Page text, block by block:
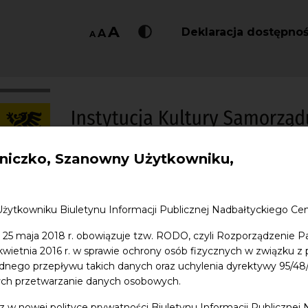
Szanowny Użytkowniku,
Biuletynu Informacji Publicznej Nadbałtyckiego
maja 2018 r. obowiązuje tzw. RODO, czyli Rozporządzenie
2016 r. w sprawie ochrony osób fizycznych w związku
przepływu takich danych oraz uchylenia dyrektywy 95/
przetwarzanie danych osobowych.
A AA Deklaracja
Staże i praktyki Wolontariat Zasady
BIP Ogłoszenia Cyberbezpieczeństwo